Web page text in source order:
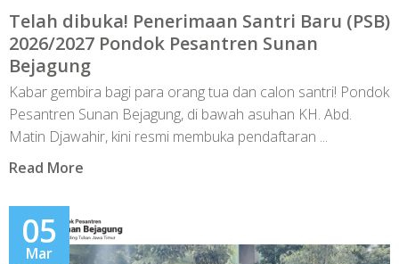
Telah dibuka! Penerimaan Santri Baru (PSB)
2026/2027 Pondok Pesantren Sunan
Bejagung
Kabar gembira bagi para orang tua dan calon santri! Pondok
Pesantren Sunan Bejagung, di bawah asuhan KH. Abd.
Matin Djawahir, kini resmi membuka pendaftaran ...
Read More
05
Mar